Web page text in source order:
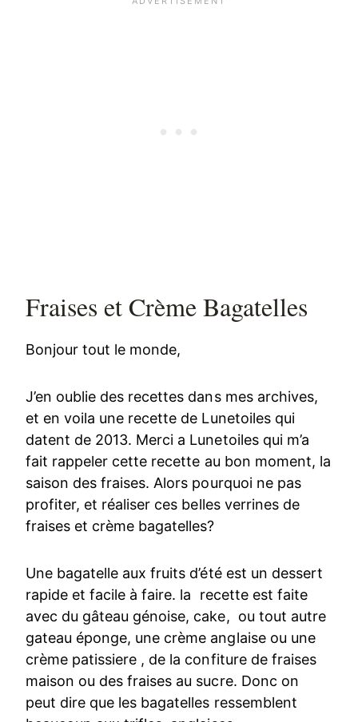
Fraises et Crème Bagatelles
Bonjour tout le monde,
J’en oublie des recettes dans mes archives,
et en voila une recette de Lunetoiles qui
datent de 2013. Merci a Lunetoiles qui m’a
fait rappeler cette recette au bon moment, la
saison des fraises. Alors pourquoi ne pas
profiter, et réaliser ces belles verrines de
fraises et crème bagatelles?
Une bagatelle aux fruits d’été est un dessert
rapide et facile à faire. la recette est faite
avec du gâteau génoise, cake, ou tout autre
gateau éponge, une crème anglaise ou une
crème patissiere , de la confiture de fraises
maison ou des fraises au sucre. Donc on
peut dire que les bagatelles ressemblent